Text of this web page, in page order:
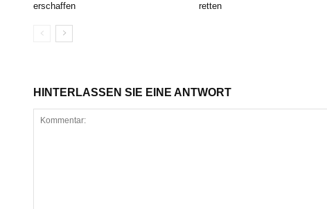
erschaffen
retten
HINTERLASSEN SIE EINE ANTWORT